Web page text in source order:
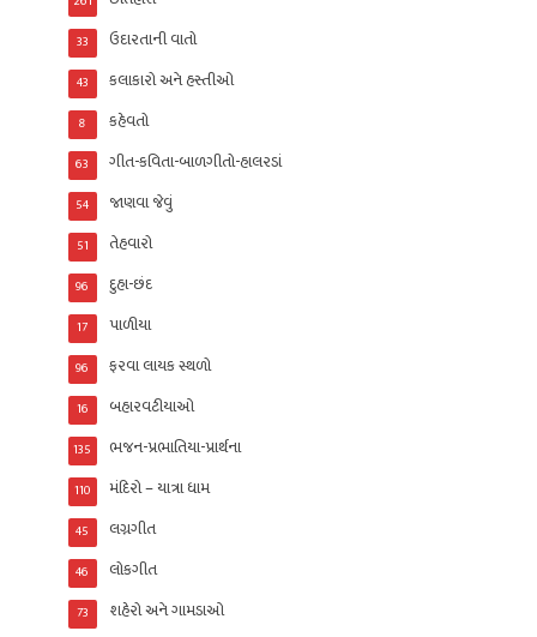
ઉદારતાની વાતો
33
કલાકારો અને હસ્તીઓ
43
કહેવતો
8
ગીત-કવિતા-બાળગીતો-હાલરડાં
63
જાણવા જેવું
54
તેહવારો
51
દુહા-છંદ
96
પાળીયા
17
ફરવા લાયક સ્થળો
96
બહારવટીયાઓ
16
ભજન-પ્રભાતિયા-પ્રાર્થના
135
મંદિરો – યાત્રા ધામ
110
લગ્નગીત
45
લોકગીત
46
શહેરો અને ગામડાઓ
73